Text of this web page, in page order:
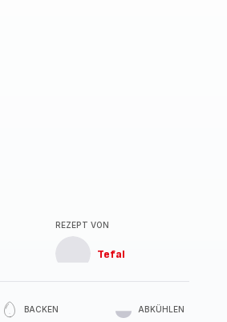
REZEPT VON
Tefal
BACKEN ABKÜHLEN